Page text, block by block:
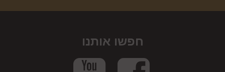
חפשו אותנו